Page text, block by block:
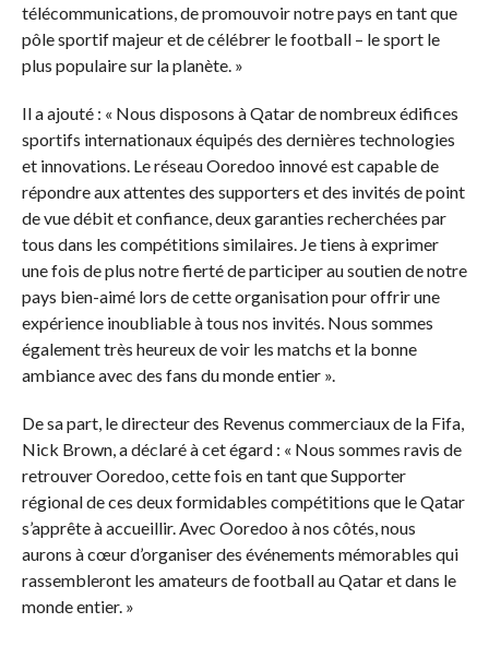
télécommunications, de promouvoir notre pays en tant que
pôle sportif majeur et de célébrer le football – le sport le
plus populaire sur la planète. »
Il a ajouté : « Nous disposons à Qatar de nombreux édifices
sportifs internationaux équipés des dernières technologies
et innovations. Le réseau Ooredoo innové est capable de
répondre aux attentes des supporters et des invités de point
de vue débit et confiance, deux garanties recherchées par
tous dans les compétitions similaires. Je tiens à exprimer
une fois de plus notre fierté de participer au soutien de notre
pays bien-aimé lors de cette organisation pour offrir une
expérience inoubliable à tous nos invités. Nous sommes
également très heureux de voir les matchs et la bonne
ambiance avec des fans du monde entier ».
De sa part, le directeur des Revenus commerciaux de la Fifa,
Nick Brown, a déclaré à cet égard : « Nous sommes ravis de
retrouver Ooredoo, cette fois en tant que Supporter
régional de ces deux formidables compétitions que le Qatar
s’apprête à accueillir. Avec Ooredoo à nos côtés, nous
aurons à cœur d’organiser des événements mémorables qui
rassembleront les amateurs de football au Qatar et dans le
monde entier. »